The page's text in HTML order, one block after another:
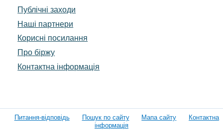
Публічні заходи
Наші партнери
Корисні посилання
Про біржу
Контактна інформація
Питання-відповідь Пошук по сайту Мапа сайту
Контактна
інформація